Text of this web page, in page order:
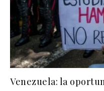
Venezuela: la